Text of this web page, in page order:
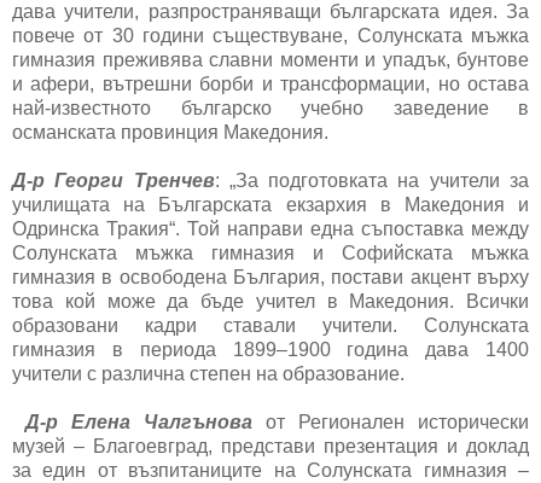
дава учители, разпространяващи българската идея. За
повече от 30 години съществуване, Солунската мъжка
гимназия преживява славни моменти и упадък, бунтове
и афери, вътрешни борби и трансформации, но остава
най-известното българско учебно заведение в
османската провинция Македония.
Д-р Георги Тренчев: „За подготовката на учители за
училищата на Българската екзархия в Македония и
Одринска Тракия“. Той направи една съпоставка между
Солунската мъжка гимназия и Софийската мъжка
гимназия в освободена България, постави акцент върху
това кой може да бъде учител в Македония. Всички
образовани кадри ставали учители. Солунската
гимназия в периода 1899–1900 година дава 1400
учители с различна степен на образование.
Д-р Елена Чалгънова от Регионален исторически
музей – Благоевград, представи презентация и доклад
за един от възпитаниците на Солунската гимназия –